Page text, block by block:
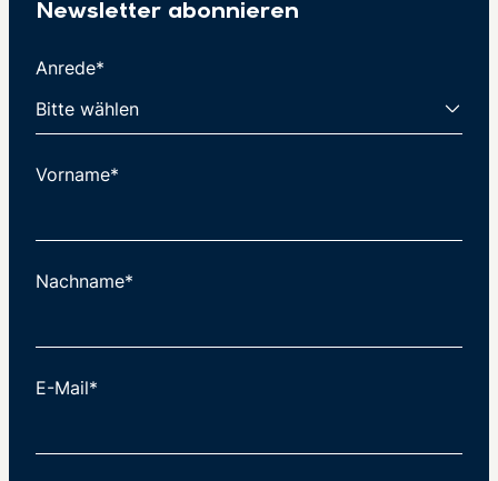
Newsletter abonnieren
Anrede*
Vorname*
Nachname*
E-Mail*